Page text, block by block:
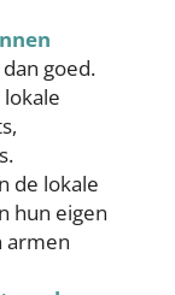
goed.
de lokale
hun eigen
armen